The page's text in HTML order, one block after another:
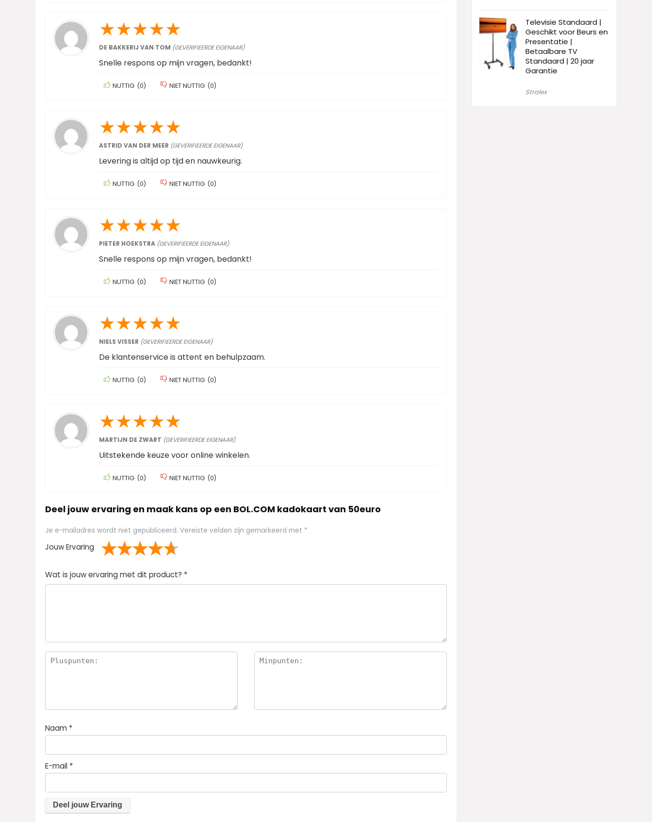
★★★★★
DE BAKKERIJ VAN TOM (GEVERIFIEERDE EIGENAAR)
Snelle respons op mijn vragen, bedankt!
NUTTIG (0) NIET NUTTIG (0)
★★★★★
ASTRID VAN DER MEER (GEVERIFIEERDE EIGENAAR)
Levering is altijd op tijd en nauwkeurig.
NUTTIG (0) NIET NUTTIG (0)
★★★★★
PIETER HOEKSTRA (GEVERIFIEERDE EIGENAAR)
Snelle respons op mijn vragen, bedankt!
NUTTIG (0) NIET NUTTIG (0)
★★★★★
NIELS VISSER (GEVERIFIEERDE EIGENAAR)
De klantenservice is attent en behulpzaam.
NUTTIG (0) NIET NUTTIG (0)
★★★★★
MARTIJN DE ZWART (GEVERIFIEERDE EIGENAAR)
Uitstekende keuze voor online winkelen.
NUTTIG (0) NIET NUTTIG (0)
Deel jouw ervaring en maak kans op een BOL.COM kadokaart van 50euro
Je e-mailadres wordt niet gepubliceerd. Vereiste velden zijn gemarkeerd met *
Jouw Ervaring
van
de 5
sterren
sterren
Wat is jouw ervaring met dit product? *
Naam *
E-mail *
Televisie Standaard |
Geschikt voor Beurs en
Presentatie |
Betaalbare TV
Standaard | 20 jaar
Garantie
Stralex